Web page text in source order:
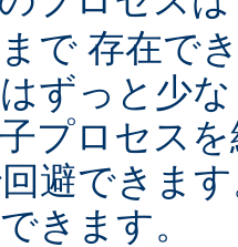
で 存在で
ずっと少
プロセス
避できま
きます。